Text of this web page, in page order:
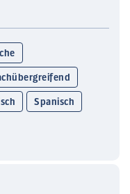
Spanisch